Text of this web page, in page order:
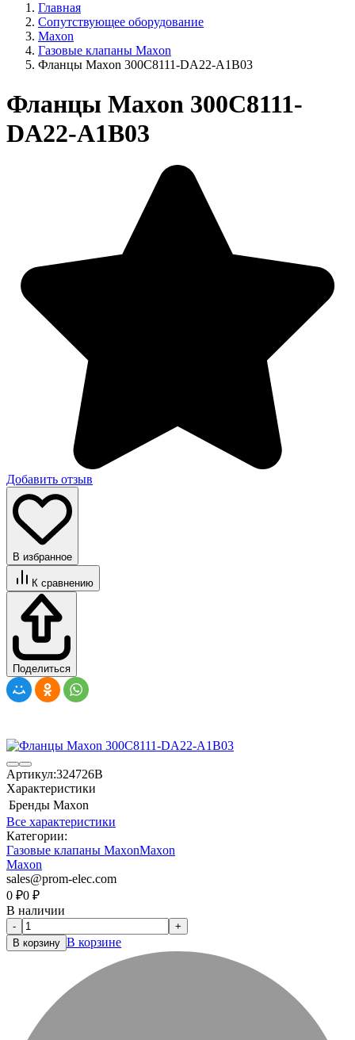
Главная
Сопутствующее оборудование
Maxon
Газовые клапаны Maxon
Фланцы Maxon 300C8111-DA22-A1B03
Фланцы Maxon 300C8111-
DA22-A1B03
Добавить отзыв
В избранное
К сравнению
Поделиться
Артикул:324726B
Характеристики
Бренды Maxon
Все характеристики
Категории:
Газовые клапаны MaxonMaxon
Maxon
sales@prom-elec.com
0 ₽0 ₽
В наличии
-
+
В корзину В корзине